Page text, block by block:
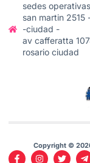
sedes
san martin 2515
-ciudad -
av cafferatta
rosario ciudad
Copyright ©